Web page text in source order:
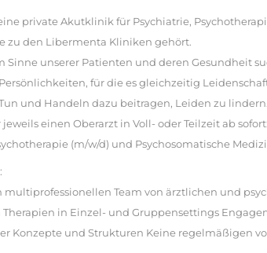
private Akutklinik für Psychiatrie,
zu den Libermenta Kliniken gehört.
Sinne unserer Patienten und deren Gesundheit
für die es gleichzeitig
und Handeln dazu beitragen, Leiden zu lindern.
einen Oberarzt in Voll- oder Teilzeit ab sofort:
(m/w/d) und Psychosomatische
Team von ärztlichen und
in Einzel- und Gruppensettings
Konzepte und Strukturen Keine regelmäßigen